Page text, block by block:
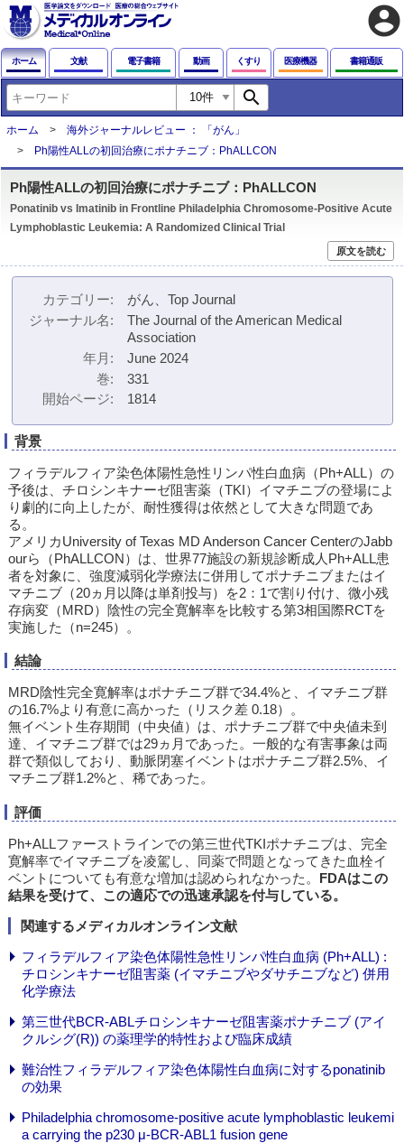
account_circle
ホーム 文献 電子書籍 動画 くすり 医療機器 書籍通販
search
ホーム
海外ジャーナルレビュー ： 「がん」
Ph陽性ALLの初回治療にポナチニブ：PhALLCON
Ph陽性ALLの初回治療にポナチニブ：PhALLCON
Ponatinib vs Imatinib in Frontline Philadelphia Chromosome-Positive Acute
Lymphoblastic Leukemia: A Randomized Clinical Trial
原文を読む
カテゴリー
がん、Top Journal
ジャーナル名
The Journal of the American Medical
Association
年月
June 2024
巻
331
開始ページ
1814
背景
フィラデルフィア染色体陽性急性リンパ性白血病（Ph+ALL）の
予後は、チロシンキナーゼ阻害薬（TKI）イマチニブの登場によ
り劇的に向上したが、耐性獲得は依然として大きな問題であ
る。
アメリカUniversity of Texas MD Anderson Cancer CenterのJabb
ourら（PhALLCON）は、世界77施設の新規診断成人Ph+ALL患
者を対象に、強度減弱化学療法に併用してポナチニブまたはイ
マチニブ（20ヵ月以降は単剤投与）を2：1で割り付け、微小残
存病変（MRD）陰性の完全寛解率を比較する第3相国際RCTを
実施した（n=245）。
結論
MRD陰性完全寛解率はポナチニブ群で34.4%と、イマチニブ群
の16.7%より有意に高かった（リスク差 0.18）。
無イベント生存期間（中央値）は、ポナチニブ群で中央値未到
達、イマチニブ群では29ヵ月であった。一般的な有害事象は両
群で類似しており、動脈閉塞イベントはポナチニブ群2.5%、イ
マチニブ群1.2%と、稀であった。
評価
Ph+ALLファーストラインでの第三世代TKIポナチニブは、完全
寛解率でイマチニブを凌駕し、同薬で問題となってきた血栓イ
ベントについても有意な増加は認められなかった。 FDAはこの
結果を受けて、この適応での迅速承認を付与している。
関連するメディカルオンライン文献
フィラデルフィア染色体陽性急性リンパ性白血病 (Ph+ALL) :
チロシンキナーゼ阻害薬 (イマチニブやダサチニブなど) 併用
化学療法
第三世代BCR-ABLチロシンキナーゼ阻害薬ポナチニブ (アイ
クルシグ(R)) の薬理学的特性および臨床成績
難治性フィラデルフィア染色体陽性白血病に対するponatinib
の効果
Philadelphia chromosome-positive acute lymphoblastic leukemi
a carrying the p230 μ-BCR-ABL1 fusion gene